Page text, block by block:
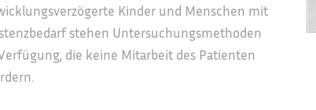
Kinder und Menschen mit
stehen Untersuchungsmethoden
die keine Mitarbeit des Patienten